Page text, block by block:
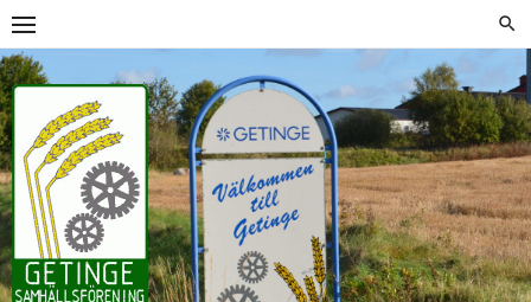
Hoppa
till
innehåll